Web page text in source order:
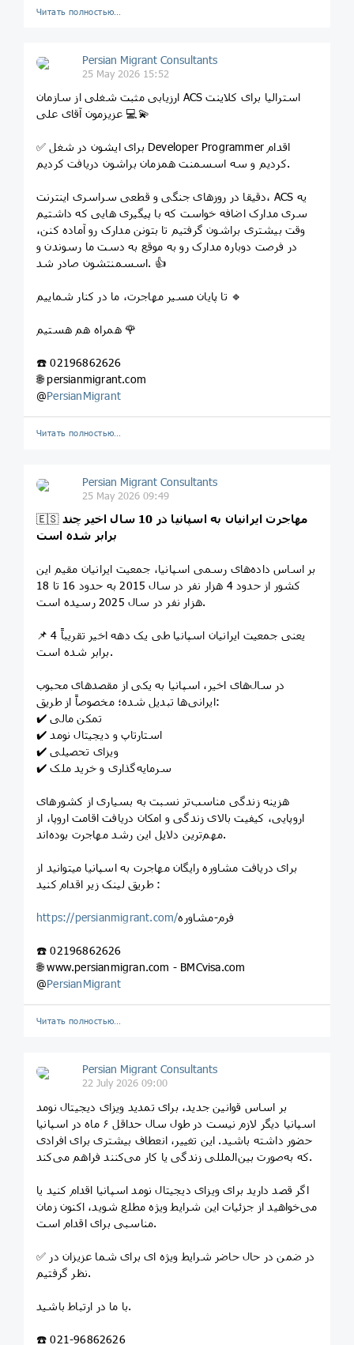
Читать полностью…
Persian Migrant Consultants
25 May 2026 15:52
ارزیابی مثبت شغلی از سازمان ACS استرالیا برای کلاینت
عزیزمون آقای علی 💻💫
✅ برای ایشون در شغل Developer Programmer اقدام
کردیم و سه اسسمنت همزمان براشون دریافت کردیم.
دقیقا در روزهای جنگی و قطعی سراسری اینترنت، ACS یه
سری مدارک اضافه خواست که با پیگیری هایی که داشتیم
وقت بیشتری براشون گرفتیم تا بتونن مدارک رو آماده کنن،
در فرصت دوباره مدارک رو به موقع به دست ما رسوندن و
اسسمنتشون صادر شد. 👍
تا پایان مسیر مهاجرت، ما در کنار شماییم 🔹
همراه هم هستیم 🌹
☎️ 02196862626
🌐 persianmigrant.com
@PersianMigrant
Читать полностью…
Persian Migrant Consultants
25 May 2026 09:49
🇪🇸 مهاجرت ایرانیان به اسپانیا در 10 سال اخیر چند
برابر شده است
بر اساس داده‌های رسمی اسپانیا، جمعیت ایرانیان مقیم این
کشور از حدود 4 هزار نفر در سال 2015 به حدود 16 تا 18
هزار نفر در سال 2025 رسیده است.
📌 یعنی جمعیت ایرانیان اسپانیا طی یک دهه اخیر تقریباً 4
برابر شده است.
در سال‌های اخیر، اسپانیا به یکی از مقصدهای محبوب
ایرانی‌ها تبدیل شده؛ مخصوصاً از طریق:
✔️ تمکن مالی
✔️ استارتاپ و دیجیتال نومد
✔️ ویزای تحصیلی
✔️ سرمایه‌گذاری و خرید ملک
هزینه زندگی مناسب‌تر نسبت به بسیاری از کشورهای
اروپایی، کیفیت بالای زندگی و امکان دریافت اقامت اروپا، از
مهم‌ترین دلایل این رشد مهاجرت بوده‌اند.
برای دریافت مشاوره رایگان مهاجرت به اسپانیا میتوانید از
طریق لینک زیر اقدام کنید :
https://persianmigrant.com/فرم-مشاوره
☎️ 02196862626
🌐 www.persianmigran.com - BMCvisa.com
@PersianMigrant
Читать полностью…
Persian Migrant Consultants
22 July 2026 09:00
بر اساس قوانین جدید، برای تمدید ویزای دیجیتال نومد
اسپانیا دیگر لازم نیست در طول سال حداقل ۶ ماه در اسپانیا
حضور داشته باشید. این تغییر، انعطاف بیشتری برای افرادی
که به‌صورت بین‌المللی زندگی یا کار می‌کنند فراهم می‌کند.
اگر قصد دارید برای ویزای دیجیتال نومد اسپانیا اقدام کنید یا
می‌خواهید از جزئیات این شرایط ویژه مطلع شوید، اکنون زمان
مناسبی برای اقدام است.
✅️ در ضمن در حال حاضر شرایط ویژه ای برای شما عزیزان در
نظر گرفتیم.
با ما در ارتباط باشید.
☎️ 021-96862626